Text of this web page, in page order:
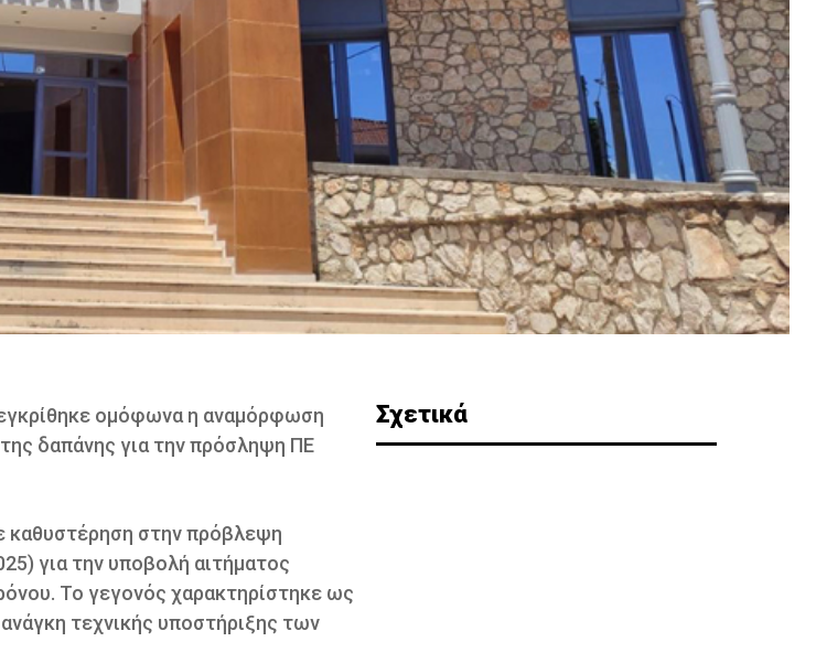
ομόφωνα η αναμόρφωση
δαπάνης για την πρόσληψη ΠΕ
καθυστέρηση στην πρόβλεψη
για την υποβολή αιτήματος
Το γεγονός χαρακτηρίστηκε ως
τεχνικής υποστήριξης των
Σχετικά